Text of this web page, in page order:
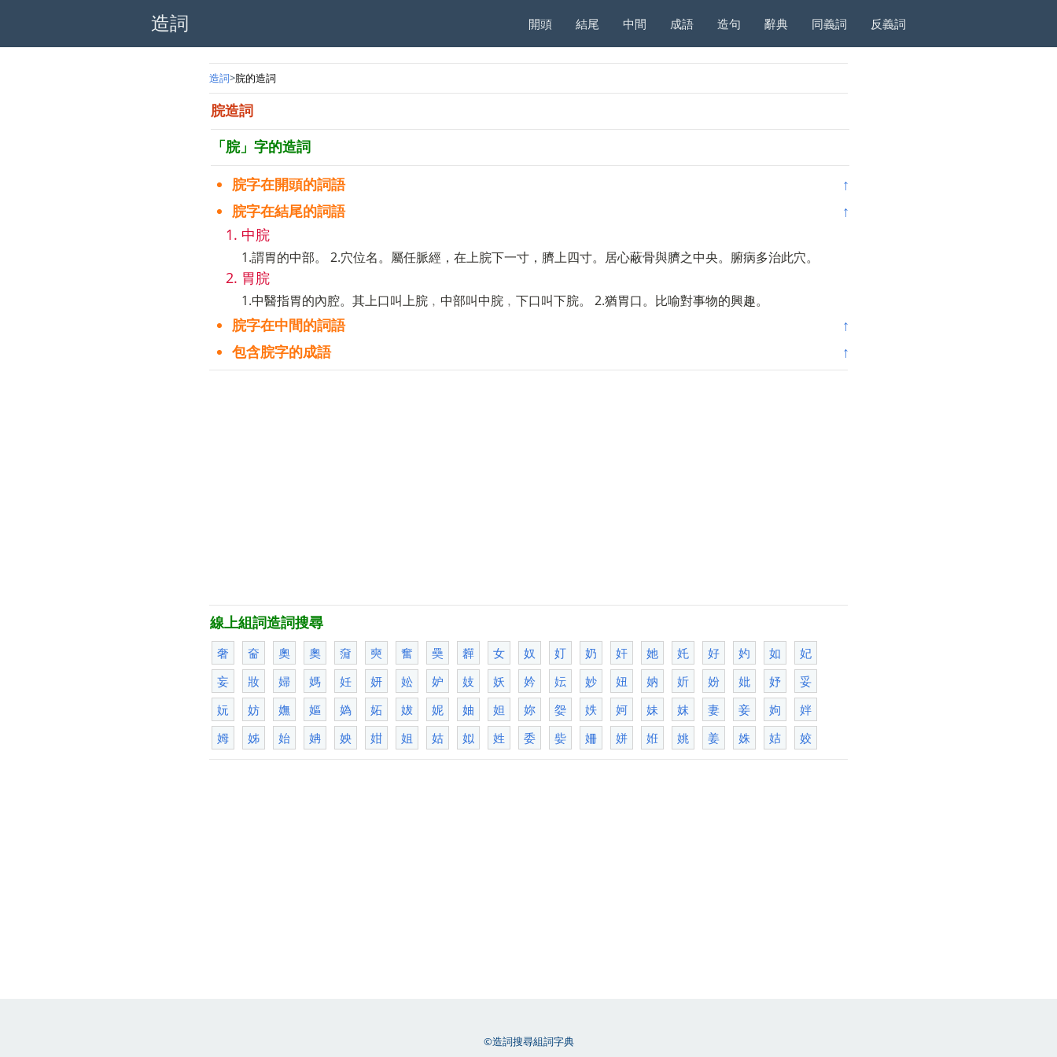
造詞 開頭 結尾 中間 成語 造句 辭典 同義詞 反義詞
造詞 脘的造詞
脘造詞
「脘」字的造詞
脘字在開頭的詞語
↑
脘字在結尾的詞語
↑
中脘
1.謂胃的中部。 2.穴位名。屬任脈經，在上脘下一寸，臍上四寸。居心蔽骨與臍之中央。腑病多治此穴。
胃脘
1.中醫指胃的內腔。其上口叫上脘﹐中部叫中脘﹐下口叫下脘。 2.猶胃口。比喻對事物的興趣。
脘字在中間的詞語
↑
包含脘字的成語
↑
線上組詞造詞搜尋
奢
奤 奧 奧 奫 奭 奮 奰 奲 女 奴 奵 奶 奸 她 奼 好 妁 如
妃
妄
妝 婦 媽 妊 妍 妐 妒 妓 妖 妗 妘 妙 妞 妠 妡 妢 妣 妤
妥
妧
妨 嫵 嫗 媯 妬 妭 妮 妯 妲 妳 妴 妷 妸 妹 妺 妻 妾 姁
姅
姆
姊 始 姌 姎 姏 姐 姑 姒 姓 委 姕 姍 姘 姙 姚 姜 姝 姞 姣
©造詞搜尋組詞字典